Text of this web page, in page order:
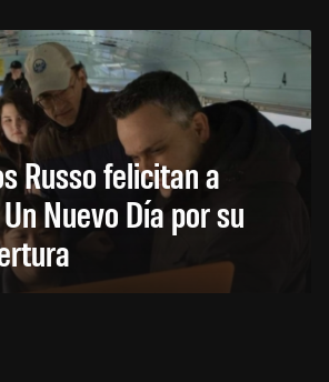
Russo felicitan a
Nuevo Día por su